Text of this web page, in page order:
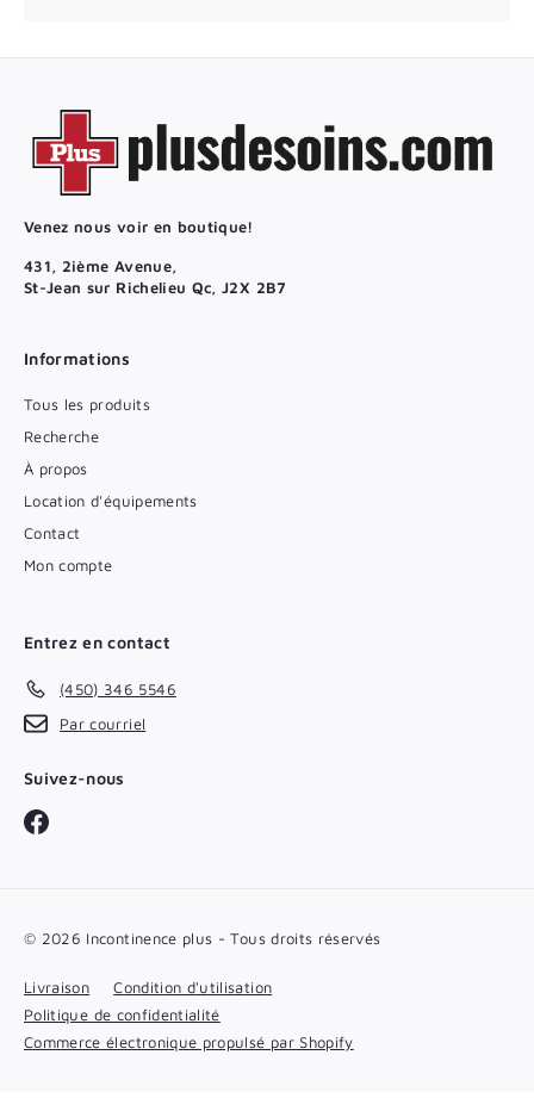
Venez nous voir en boutique!
431, 2ième Avenue,
St-Jean sur Richelieu Qc, J2X 2B7
Informations
Tous les produits
Recherche
À propos
Location d'équipements
Contact
Mon compte
Entrez en contact
(450) 346 5546
Par courriel
Suivez-nous
Facebook
© 2026 Incontinence plus - Tous droits réservés
Livraison
Condition d'utilisation
Politique de confidentialité
Commerce électronique propulsé par Shopify